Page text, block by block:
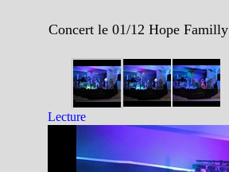
Concert le 01/12 Hope Familly
Lecture